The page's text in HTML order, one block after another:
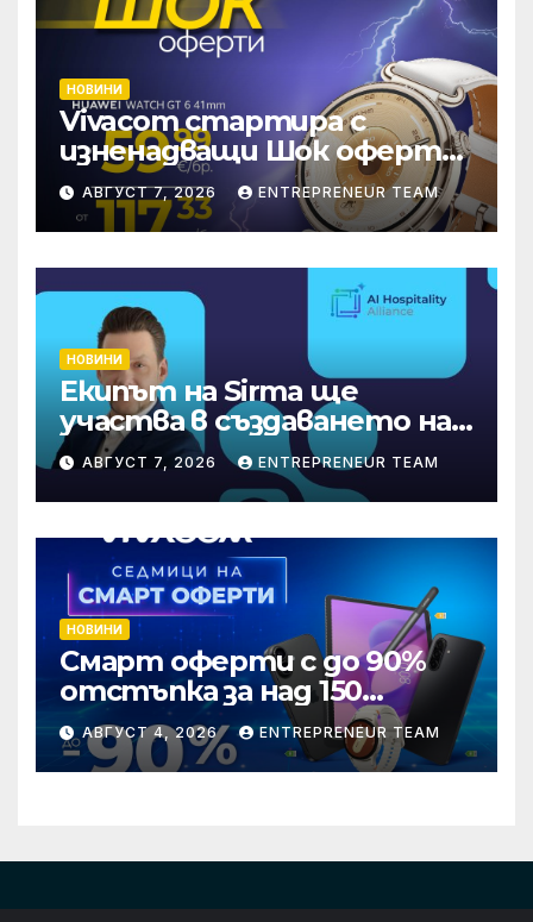
НОВИНИ
Vivacom стартира с
изненадващи Шок оферти
през август онлайн
АВГУСТ 7, 2026 ENTREPRENEUR TEAM
НОВИНИ
Екипът на Sirma ще
участва в създаването на
международните
стандарти за навлизане на
изкуствен интелект в
хотелиерството
АВГУСТ 7, 2026 ENTREPRENEUR TEAM
НОВИНИ
Смарт оферти с до 90%
отстъпка за над 150
устройства от Vivacom
през август
АВГУСТ 4, 2026 ENTREPRENEUR TEAM